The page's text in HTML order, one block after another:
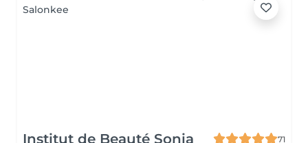
Institut de Beauté Sonia
71